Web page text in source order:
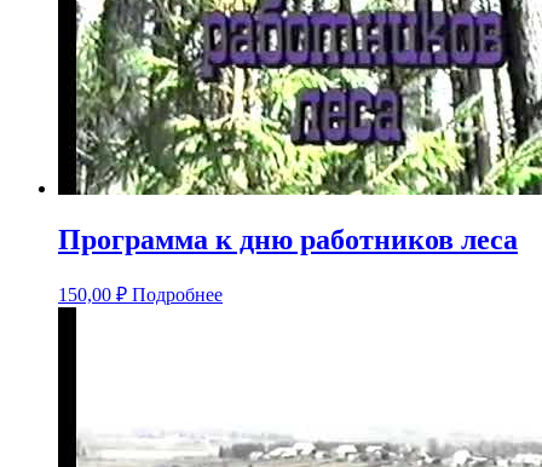
Программа к дню работников леса
150,00 ₽ Подробнее